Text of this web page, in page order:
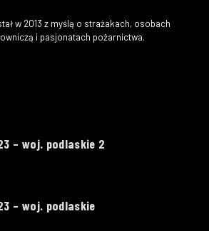
w 2013 z myślą o strażakach, osobach
i pasjonatach pożarnictwa.
– woj. podlaskie 2
– woj. podlaskie